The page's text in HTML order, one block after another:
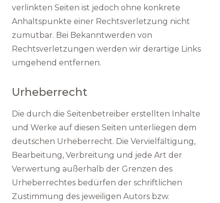
verlinkten Seiten ist jedoch ohne konkrete
Anhaltspunkte einer Rechtsverletzung nicht
zumutbar. Bei Bekanntwerden von
Rechtsverletzungen werden wir derartige Links
umgehend entfernen.
Urheberrecht
Die durch die Seitenbetreiber erstellten Inhalte
und Werke auf diesen Seiten unterliegen dem
deutschen Urheberrecht. Die Vervielfältigung,
Bearbeitung, Verbreitung und jede Art der
Verwertung außerhalb der Grenzen des
Urheberrechtes bedürfen der schriftlichen
Zustimmung des jeweiligen Autors bzw.